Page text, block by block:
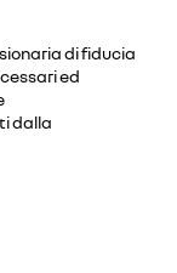
di fiducia
ed
dalla